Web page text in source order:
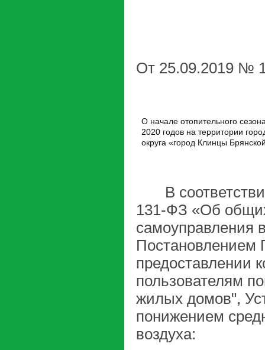
От 25.09.2019 №
О начале отопительного
2020 годов на территории
округа «город Клинцы
В
131-ФЗ «Об
самоуправления
Постановлением
предоставлении
пользователям
жилых домов",
понижением
воздуха: